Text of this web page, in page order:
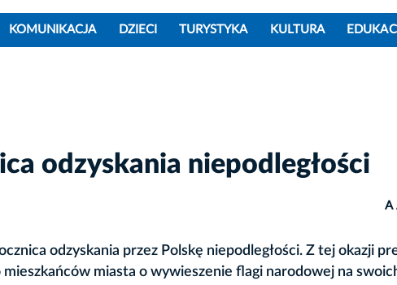
KOMUNIKACJA DZIECI TURYSTYKA KULTURA
odzyskania niepodległości
A
odzyskania przez Polskę niepodległości. Z tej okazji
miasta o wywieszenie flagi narodowej na